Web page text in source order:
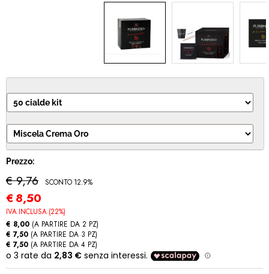
NOVITÀ
Prezzo:
€ 9,76 SCONTO 12.9%
€ 8,50
IVA INCLUSA (22%)
€ 8,00 (A PARTIRE DA 2 PZ)
€ 7,50 (A PARTIRE DA 3 PZ)
€ 7,50 (A PARTIRE DA 4 PZ)